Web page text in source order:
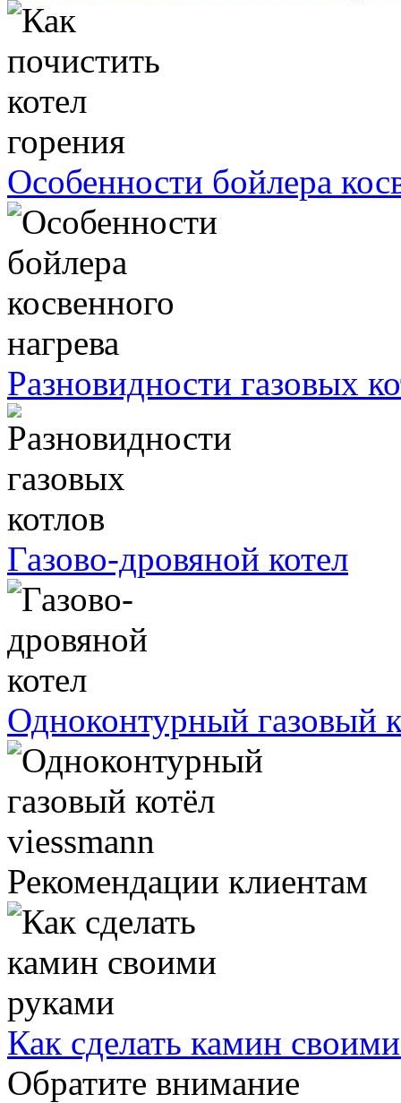
Особенности бойлера
Разновидности газовых
Газово-дровяной котел
Одноконтурный газовый
Рекомендации клиентам
Как сделать камин
Обратите внимание